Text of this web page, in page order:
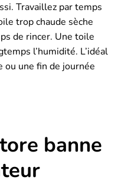
Travaillez par temps
trop chaude sèche
de rincer. Une toile
l’humidité. L’idéal
ou une fin de journée
banne